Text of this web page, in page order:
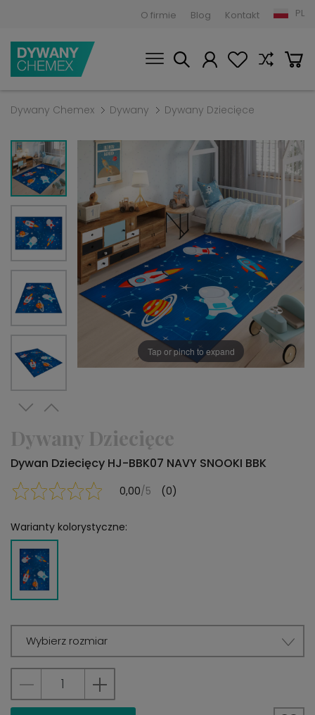
O firmie Blog Kontakt PL
Dywany Chemex Dywany Dywany Dziecięce
Tap or pinch to expand
Dywany Dziecięce
Dywan Dziecięcy HJ-BBK07 NAVY SNOOKI BBK
0,00/5 (0)
Warianty kolorystyczne:
Wybierz rozmiar